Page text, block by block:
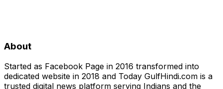
About
Started as Facebook Page in 2016 transformed into
dedicated website in 2018 and Today GulfHindi.com is a
trusted digital news platform serving Indians and the